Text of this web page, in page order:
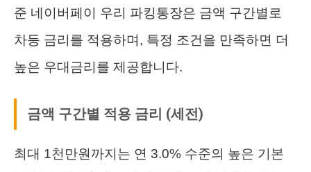
준 네이버페이 우리 파킹통장은 금액 구간별로
차등 금리를 적용하며, 특정 조건을 만족하면 더
높은 우대금리를 제공합니다.
금액 구간별 적용 금리 (세전)
최대 1천만원까지는 연 3.0% 수준의 높은 기본